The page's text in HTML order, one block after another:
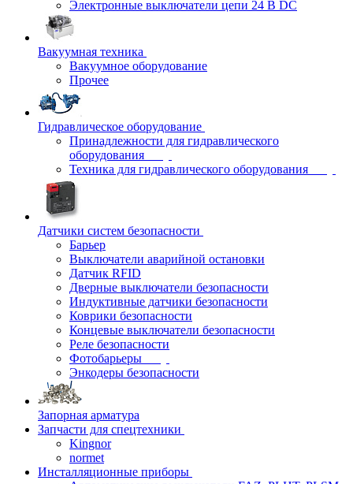
Электронные выключатели цепи 24 В DC
Вакуумная техника
Вакуумное оборудование
Прочее
Гидравлическое оборудование
Принадлежности для гидравлического
оборудования
Техника для гидравлического оборудования
Датчики систем безопасности
Барьер
Выключатели аварийной остановки
Датчик RFID
Дверные выключатели безопасности
Индуктивные датчики безопасности
Коврики безопасности
Концевые выключатели безопасности
Реле безопасности
Фотобарьеры
Энкодеры безопасности
Запорная арматура
Запчасти для спецтехники
Kingnor
normet
Инсталляционные приборы